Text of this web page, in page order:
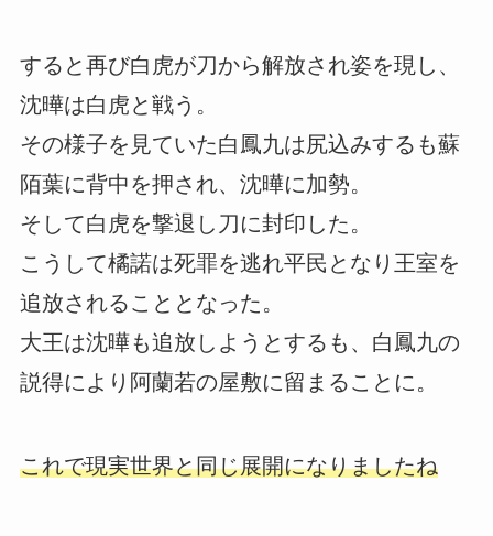
すると再び白虎が刀から解放され姿を現し、
沈曄は白虎と戦う。
その様子を見ていた白鳳九は尻込みするも蘇
陌葉に背中を押され、沈曄に加勢。
そして白虎を撃退し刀に封印した。
こうして橘諾は死罪を逃れ平民となり王室を
追放されることとなった。
大王は沈曄も追放しようとするも、白鳳九の
説得により阿蘭若の屋敷に留まることに。
これで現実世界と同じ展開になりましたね